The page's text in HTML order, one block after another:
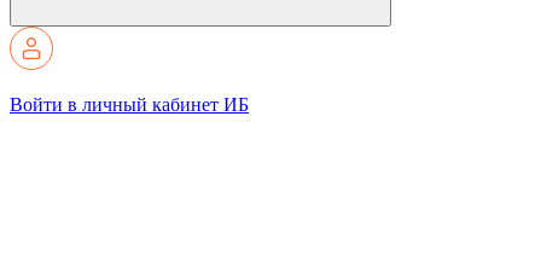
Войти в личный кабинет ИБ